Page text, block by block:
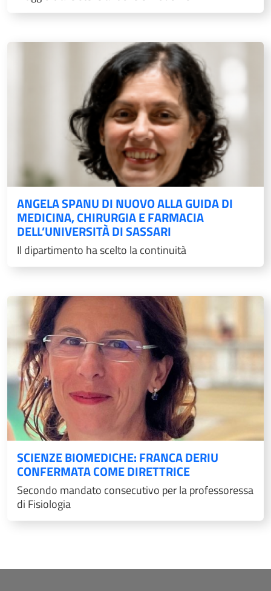
ANGELA SPANU DI NUOVO ALLA GUIDA DI
MEDICINA, CHIRURGIA E FARMACIA
DELL’UNIVERSITÀ DI SASSARI
Il dipartimento ha scelto la continuità
SCIENZE BIOMEDICHE: FRANCA DERIU
CONFERMATA COME DIRETTRICE
Secondo mandato consecutivo per la professoressa
di Fisiologia